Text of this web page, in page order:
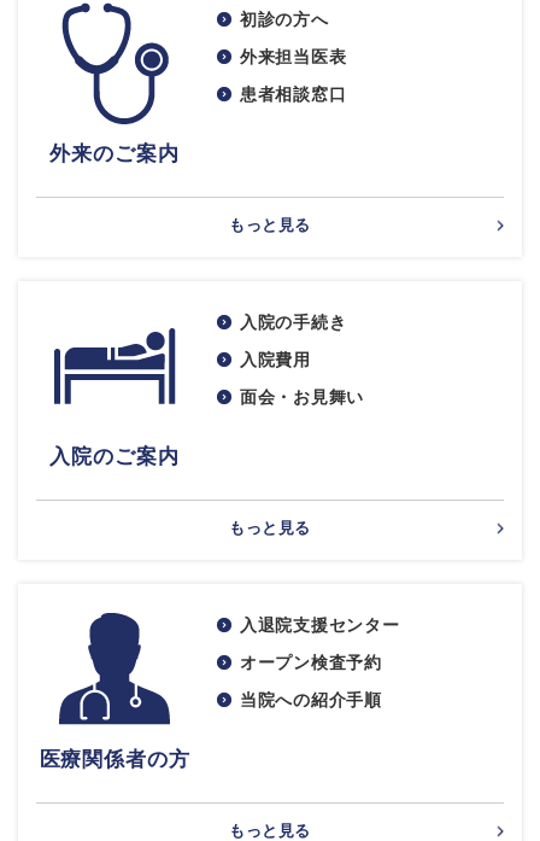
外来のご案内
初診の方へ
外来担当医表
患者相談窓口
もっと見る
入院のご案内
入院の手続き
入院費用
面会・お見舞い
もっと見る
医療関係者の方
入退院支援センター
オープン検査予約
当院への紹介手順
もっと見る